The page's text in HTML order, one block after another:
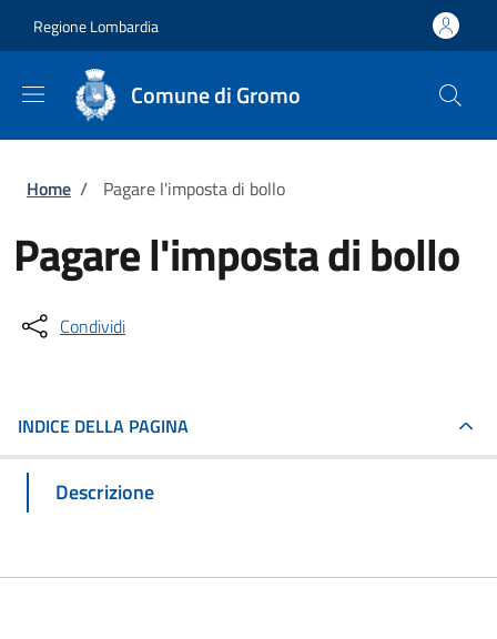
Regione Lombardia
Comune di Gromo
Briciole di pane
Home / Pagare l'imposta di bollo
Pagare l'imposta di bollo
Condividi
INDICE DELLA PAGINA
Descrizione